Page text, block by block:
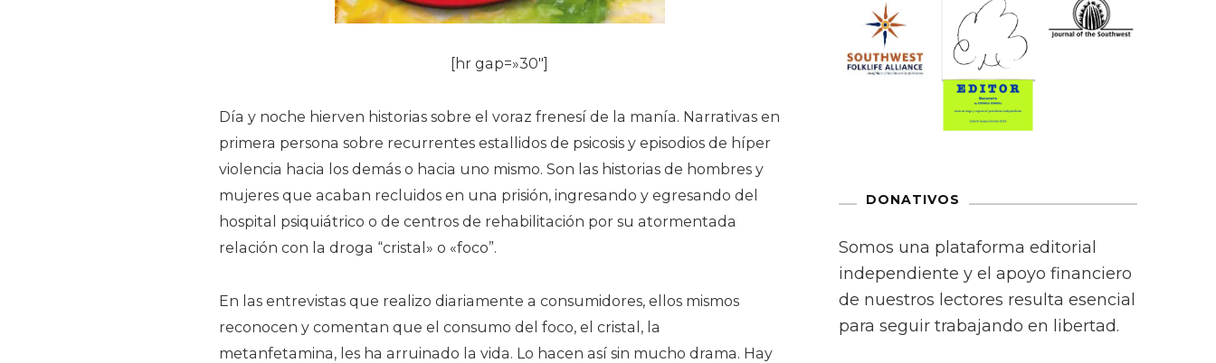
[hr gap=»30″]
Día y noche hierven historias sobre el voraz frenesí de la manía. Narrativas en
primera persona sobre recurrentes estallidos de psicosis y episodios de híper
violencia hacia los demás o hacia uno mismo. Son las historias de hombres y
mujeres que acaban recluidos en una prisión, ingresando y egresando del
hospital psiquiátrico o de centros de rehabilitación por su atormentada
relación con la droga “cristal» o «foco”.
En las entrevistas que realizo diariamente a consumidores, ellos mismos
reconocen y comentan que el consumo del foco, el cristal, la
metanfetamina, les ha arruinado la vida. Lo hacen así sin mucho drama. Hay
DONATIVOS
Somos una plataforma editorial
independiente y el apoyo financiero
de nuestros lectores resulta esencial
para seguir trabajando en libertad.